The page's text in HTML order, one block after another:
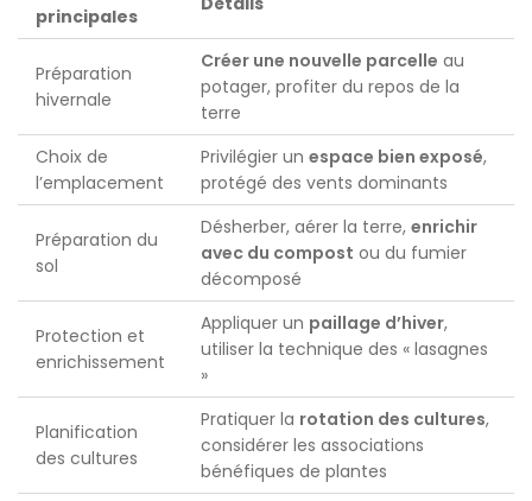
principales
Préparation
hivernale
Créer une nouvelle parcelle au
potager, profiter du repos de la
terre
Choix de
l’emplacement
Privilégier un espace bien exposé,
protégé des vents dominants
Préparation du
sol
Désherber, aérer la terre, enrichir
avec du compost ou du fumier
décomposé
Protection et
enrichissement
Appliquer un paillage d’hiver,
utiliser la technique des « lasagnes
»
Planification
des cultures
Pratiquer la rotation des cultures,
considérer les associations
bénéfiques de plantes